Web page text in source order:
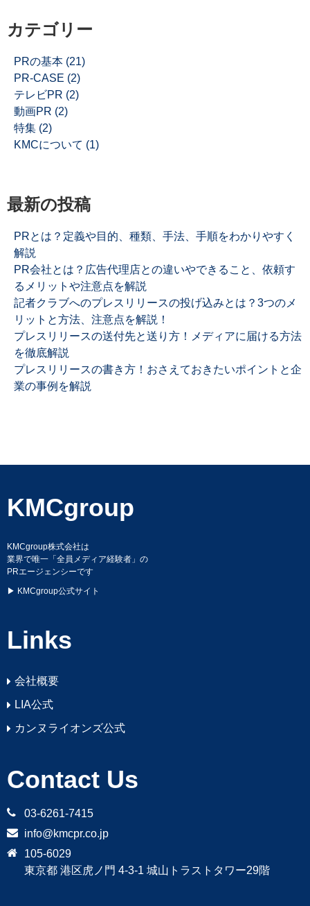
カテゴリー
PRの基本 (21)
PR-CASE (2)
テレビPR (2)
動画PR (2)
特集 (2)
KMCについて (1)
最新の投稿
PRとは？定義や目的、種類、手法、手順をわかりやすく
解説
PR会社とは？広告代理店との違いやできること、依頼す
るメリットや注意点を解説
記者クラブへのプレスリリースの投げ込みとは？3つのメ
リットと方法、注意点を解説！
プレスリリースの送付先と送り方！メディアに届ける方法
を徹底解説
プレスリリースの書き方！おさえておきたいポイントと企
業の事例を解説
KMCgroup
KMCgroup株式会社は
業界で唯一「全員メディア経験者」の
PRエージェンシーです
▶ KMCgroup公式サイト
Links
会社概要
LIA公式
カンヌライオンズ公式
Contact Us
03-6261-7415
info@kmcpr.co.jp
105-6029
東京都 港区虎ノ門 4-3-1 城山トラストタワー29階